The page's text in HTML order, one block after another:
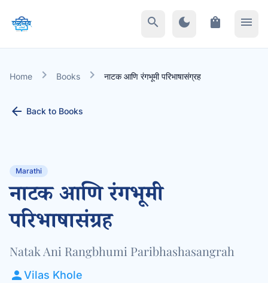
search dark_mode shopping_bag menu
Home chevron_right Books chevron_right नाटक आणि रंगभूमी परिभाषासंग्रह
arrow_back Back to Books
Marathi
नाटक आणि रंगभूमी
परिभाषासंग्रह
Natak Ani Rangbhumi Paribhashasangrah
personVilas Khole